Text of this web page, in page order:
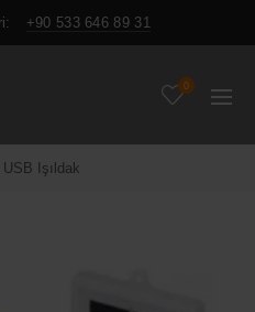
+90 533 646 89 31
0
USB Işıldak